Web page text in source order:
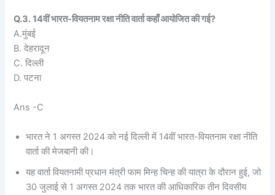
Q.3. 14वीं भारत-वियतनाम रक्षा नीति वार्ता कहाँ आयोजित की गई?
A.मुंबई
B. देहरादून
C. दिल्ली
D. पटना
Ans -C
भारत ने 1 अगस्त 2024 को नई दिल्ली में 14वीं भारत-वियतनाम रक्षा नीति
वार्ता की मेजबानी की।
यह वार्ता वियतनामी प्रधान मंत्री फाम मिन्ह चिन्ह की यात्रा के दौरान हुई, जो
30 जुलाई से 1 अगस्त 2024 तक भारत की आधिकारिक तीन दिवसीय